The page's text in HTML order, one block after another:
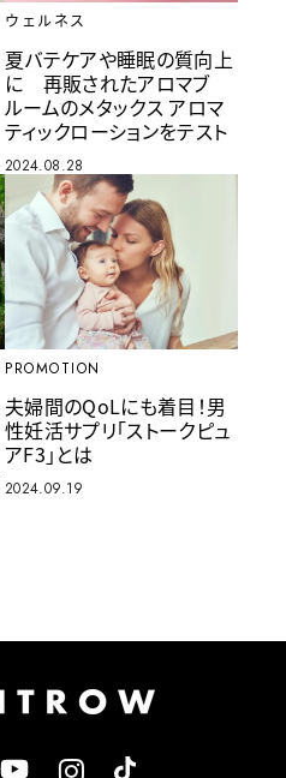
ウェルネス
夏バテケアや睡眠の質向上
に 再販されたアロマブ
ルームのメタックス アロマ
ティックローションをテスト
2024.08.28
PROMOTION
夫婦間のQoLにも着目！男
性妊活サプリ「ストークピュ
アF3」とは
2024.09.19